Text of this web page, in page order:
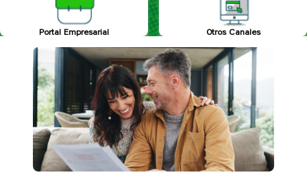
Portal Empresarial Otros Canales